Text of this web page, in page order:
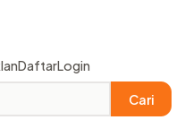
DaftarLogin
Cari